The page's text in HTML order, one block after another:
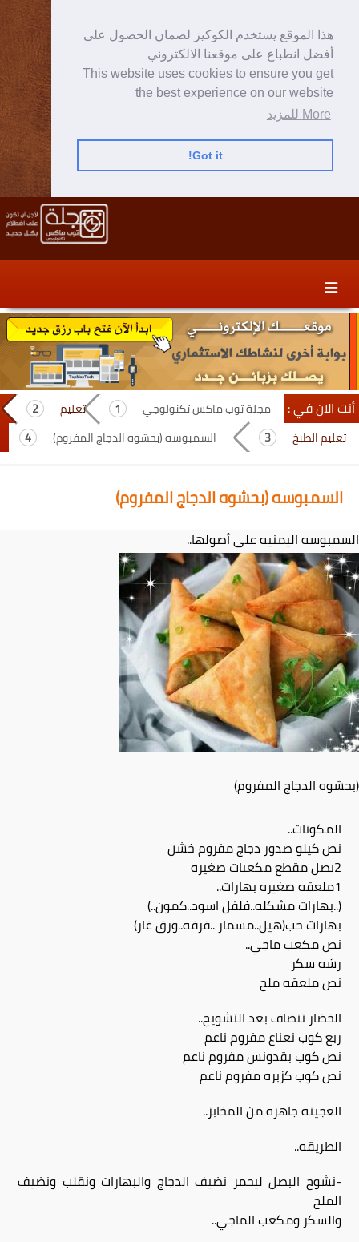
هذا الموقع يستخدم الكوكيز لضمان الحصول على
أفضل انطباع على موقعنا الالكتروني
This website uses cookies to ensure you get
the best experience on our website
More للمزيد
Got it!
content
secondary
content
أنت الان في : مجلة توب ماكس تكنولوجي
تعليم
تعليم الطبخ
السمبوسه (بحشوه الدجاج المفروم)
السمبوسه (بحشوه الدجاج المفروم)
السمبوسه اليمنيه على أصولها..
(بحشوه الدجاج المفروم)
المكونات..
نص كيلو صدور دجاج مفروم خشن
2بصل مقطع مكعبات صغيره
1ملعقه صغيره بهارات..
(..بهارات مشكله..فلفل اسود..كمون..)
بهارات حب(هيل..مسمار ..قرفه..ورق غار)
نص مكعب ماجي..
رشه سكر
نص ملعقه ملح
الخضار تنضاف بعد التشويح..
ربع كوب نعناع مفروم ناعم
نص كوب بقدونس مفروم ناعم
نص كوب كزبره مفروم ناعم
العجينه جاهزه من المخابز..
الطريقه..
-نشوح البصل ليحمر نضيف الدجاج والبهارات ونقلب ونضيف
الملح
والسكر ومكعب الماجي..